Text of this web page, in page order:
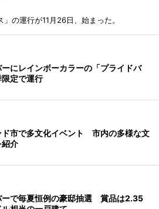
の運行が11月26日、始まった。
にレインボーカラーの「プライドバ
定で運行
ド市で多文化イベント 市内の多様な文
介
ーで毎夏恒例の豪邸抽選 賞品は2.35